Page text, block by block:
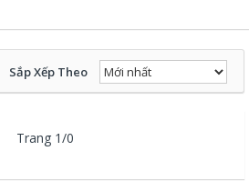
Sắp Xếp Theo
Trang 1/0